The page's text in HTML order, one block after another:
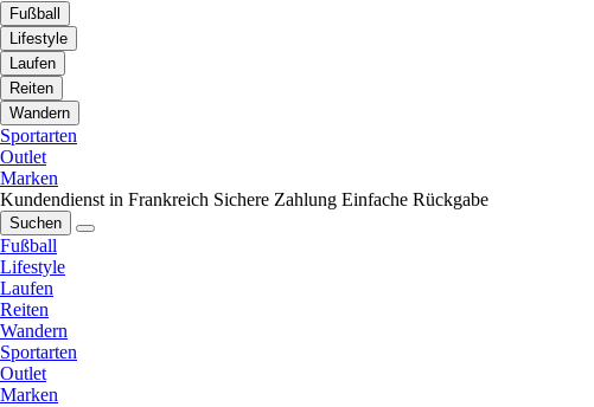
Fußball
Lifestyle
Laufen
Reiten
Wandern
Sportarten
Outlet
Marken
Kundendienst in Frankreich Sichere Zahlung Einfache Rückgabe
Suchen
Fußball
Lifestyle
Laufen
Reiten
Wandern
Sportarten
Outlet
Marken